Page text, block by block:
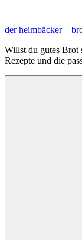
springen
der heimbäcker –
Willst du gutes Brot
Rezepte und die